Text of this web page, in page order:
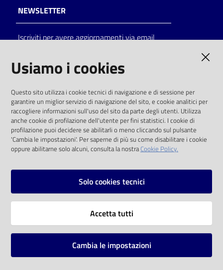
Catalogo
on line
Eventi
Chiedi al
bibliotecario
NEWSLETTER
Iscriviti per avere aggiornamenti via email
solo alle condizioni previste dalla direttiva
comunitaria 2003/98/CE e dal d.lgs. 36/2006
SOCIAL
Instagram
Vai alla pagina
Mappa del sito
Usiamo i cookies
Questo sito utilizza i cookie tecnici di navigazione e di sessione per
garantire un miglior servizio di navigazione del sito, e cookie analitici per
raccogliere informazioni sull'uso del sito da parte degli utenti. Utilizza
anche cookie di profilazione dell'utente per fini statistici. I cookie di
profilazione puoi decidere se abilitarli o meno cliccando sul pulsante
'Cambia le impostazioni'. Per saperne di più su come disabilitare i cookie
oppure abilitarne solo alcuni, consulta la nostraCookie Policy.
Solo cookies tecnici
Accetta tutti
Cambia le impostazioni